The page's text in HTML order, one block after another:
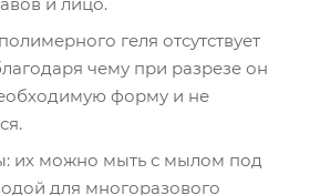
геля отсутствует
чему при разрезе он
форму и не
их можно мыть с мылом под
для многоразового